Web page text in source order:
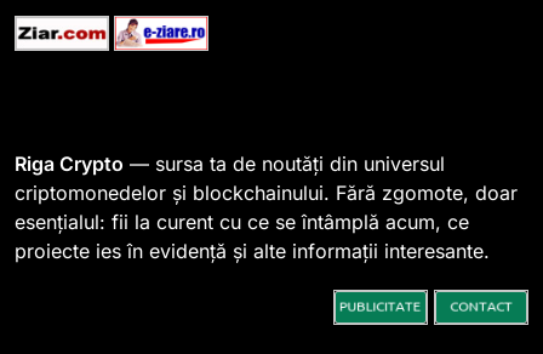
serviciile crypto, obligatoriu de
la 1 iulie în România
INFO
3
Pariuri cu plata în crypto:
avantaje și riscuri
Riga Crypto — sursa ta de noutăți din universul
criptomonedelor și blockchainului. Fără zgomote, doar
esențialul: fii la curent cu ce se întâmplă acum, ce
proiecte ies în evidență și alte informații interesante.